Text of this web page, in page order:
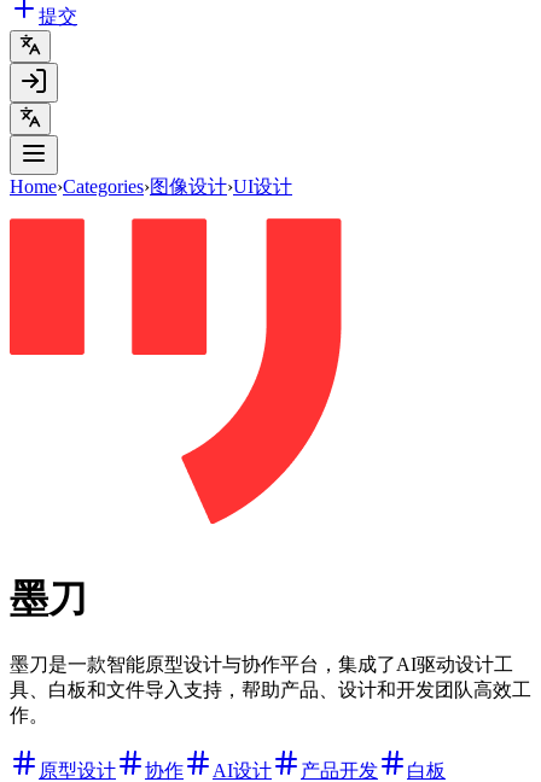
提交
Home›Categories›图像设计›UI设计
墨刀
墨刀是一款智能原型设计与协作平台，集成了AI驱动设计工
具、白板和文件导入支持，帮助产品、设计和开发团队高效工
作。
原型设计 协作 AI设计 产品开发 白板